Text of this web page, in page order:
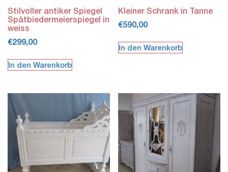
Stilvoller antiker Spiegel
Spätbiedermeierspiegel in
weiss
€299,00
In den Warenkorb
Kleiner Schrank in Tanne
€590,00
In den Warenkorb